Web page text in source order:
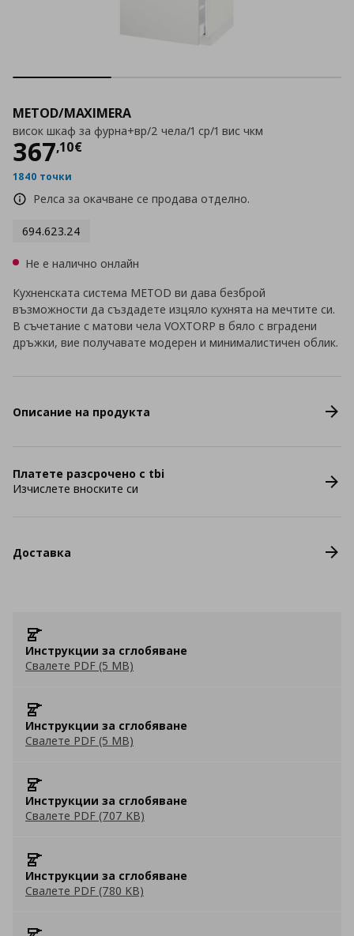
METOD/MAXIMERA
висок шкаф за фурна+вр/2 чела/1 ср/1 вис чкм
367,10€
Цена
1840 точки
Релса за окачване се продава отделно.
694.623.24
Не е налично онлайн
Кухненската система METOD ви дава безброй
възможности да създадете изцяло кухнята на мечтите си.
В съчетание с матови чела VOXTORP в бяло с вградени
дръжки, вие получавате модерен и минималистичен облик.
Описание на продукта
Платете разсрочено с tbi
Изчислете вноските си
Доставка
Инструкции за сглобяване
Свалете PDF (5 MB)
Инструкции за сглобяване
Свалете PDF (5 MB)
Инструкции за сглобяване
Свалете PDF (707 KB)
Инструкции за сглобяване
Свалете PDF (780 KB)